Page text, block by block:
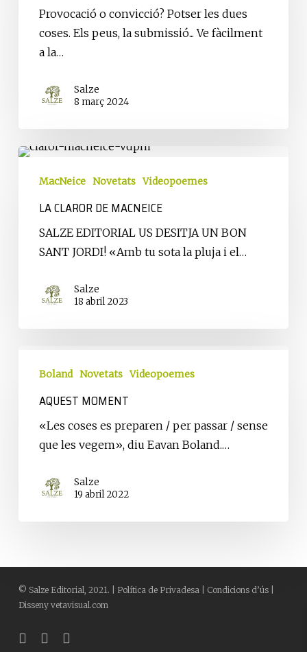
submissió
Provocació o convicció? Potser les dues
coses. Els peus, la submissió... Ve fàcilment
a la…
Salze
8 març 2024
La
claror
MacNeice
MacNeice Novetats Videopoemes
LA CLAROR DE MACNEICE
SALZE EDITORIAL US DESITJA UN BON
SANT JORDI! «Amb tu sota la pluja i el…
Salze
18 abril 2023
moment
Boland Novetats Videopoemes
AQUEST MOMENT
«Les coses es preparen / per passar / sense
que les vegem», diu Eavan Boland.…
Salze
19 abril 2022
© Salze Editorial, 2021. | Política de Privadesa| Condicions d’ús|
Disseny vetavisual.com
blueskyfacebookinstagram